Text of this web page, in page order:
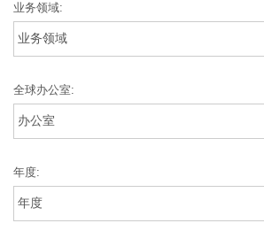
业务领域:
全球办公室:
年度: